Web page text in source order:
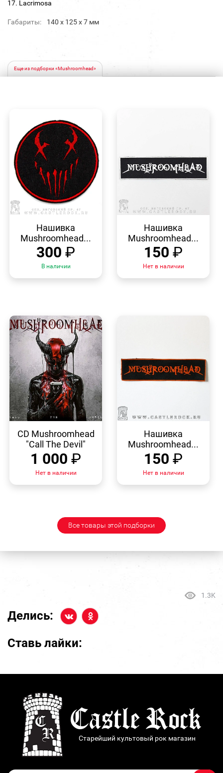
17. Lacrimosa
Габариты: 140 х 125 х 7 мм
Еще из подборки «Mushroomhead»
Нашивка
Mushroomhead...
300 ₽
В наличии
Нашивка
Mushroomhead...
150 ₽
Нет в наличии
ПРОСМОТР
CD Mushroomhead
"Call The Devil"
1 000 ₽
Нет в наличии
ПРОСМОТР
Нашивка
Mushroomhead...
150 ₽
Нет в наличии
Все товары этой подборки
1.3K
Делись:
Ставь лайки:
Старейший культовый рок магазин